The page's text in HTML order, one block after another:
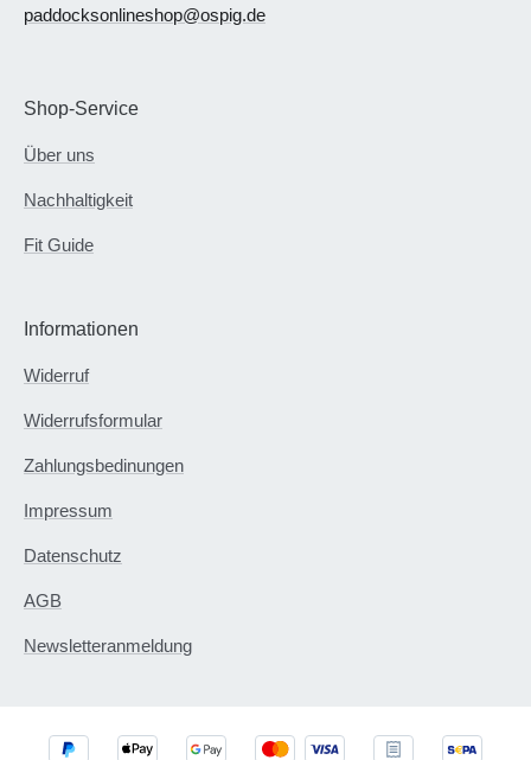
paddocksonlineshop@ospig.de
Shop-Service
Über uns
Nachhaltigkeit
Fit Guide
Informationen
Widerruf
Widerrufsformular
Zahlungsbedinungen
Impressum
Datenschutz
AGB
Newsletteranmeldung